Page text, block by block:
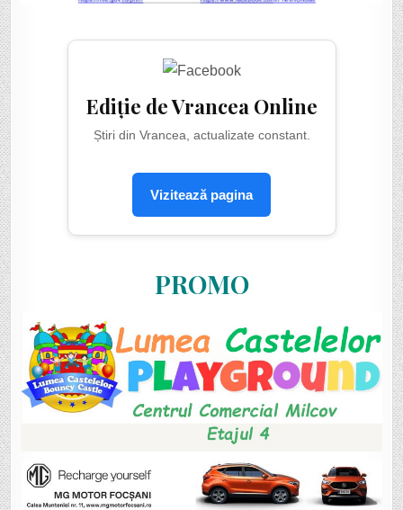
Ediție de Vrancea Online
Știri din Vrancea, actualizate constant.
Vizitează pagina
PROMO